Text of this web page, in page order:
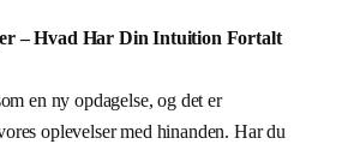
– Hvad Har Din Intuition Fortalt
en ny opdagelse, og det er
oplevelser med hinanden. Har du